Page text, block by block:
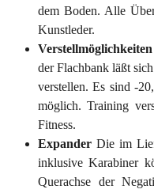
dem Boden. Alle
Kunstleder.
der Flachbank läßt
verstellen. Es sind -
möglich. Training
Fitness.
Expander Die im
inklusive Karabiner
Querachse der